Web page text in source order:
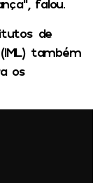
falou.
de
também
os